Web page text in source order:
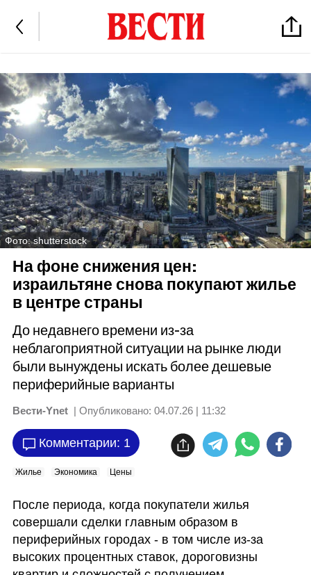
Фото: shutterstock
На фоне снижения цен:
израильтяне снова покупают жилье
в центре страны
До недавнего времени из-за
неблагоприятной ситуации на рынке люди
были вынуждены искать более дешевые
периферийные варианты
Вести-Ynet | Опубликовано: 04.07.26 | 11:32
Комментарии: 1
Жилье Экономика Цены
После периода, когда покупатели жилья
совершали сделки главным образом в
периферийных городах - в том числе из-за
высоких процентных ставок, дороговизны